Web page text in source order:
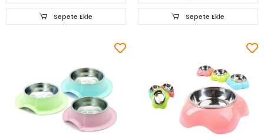
Sepete Ekle Sepete Ekle